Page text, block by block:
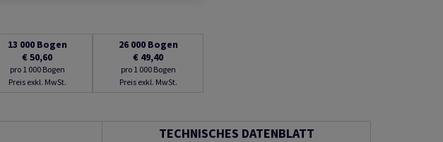
13 000 Bogen
€ 50,60
pro 1 000 Bogen
Preis exkl. MwSt.
26 000 Bogen
€ 49,40
pro 1 000 Bogen
Preis exkl. MwSt.
TECHNISCHES DATENBLATT